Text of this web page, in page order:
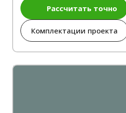
Рассчитать точно
Комплектации проекта